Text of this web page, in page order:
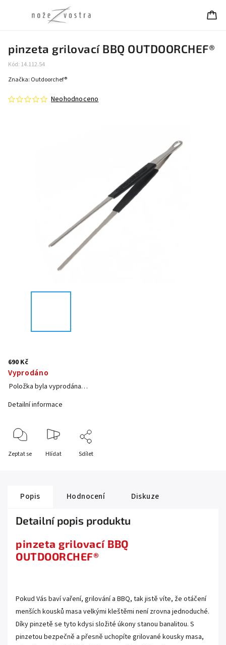
pinzeta grilovací BBQ OUTDOORCHEF®
Kód: 14.112.54
Neohodnoceno
Značka: Outdoorchef®
690 Kč
Vyprodáno
Položka byla vyprodána…
Detailní informace
Zeptat se Hlídat Sdílet
Popis Hodnocení Diskuze
Detailní popis produktu
pinzeta grilovací BBQ
OUTDOORCHEF®
Pokud Vás baví vaření, grilování a BBQ, tak jistě víte, že otáčení
menších kousků masa velkými kleštěmi není zrovna jednoduché.
Díky pinzetě se tyto kdysi složité úkony stanou banalitou. S
pinzetou bezpečně a přesně uchopíte grilované kousky masa,